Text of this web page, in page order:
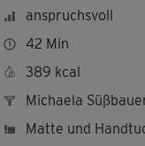
anspruchsvoll
42 Min
389 kcal
Michaela
Matte und